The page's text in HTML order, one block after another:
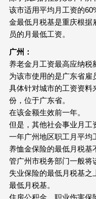
该市适用平均月工资的
金最低月税基是重庆根据
员的月最低工资。
广州：
养老金月工资最高应纳税
为该市使用的是广东省雇
具体针对城市的工资资料
份，位于广东省。
在该金额生效前一年。
但是，其他社会事业月工
一年广州地区职工月平均
养恤金保险的最低月税
管广州市税务部门一般将
失业保险的最低月税基之
最低月税基。
住房公积金、职业伤害保